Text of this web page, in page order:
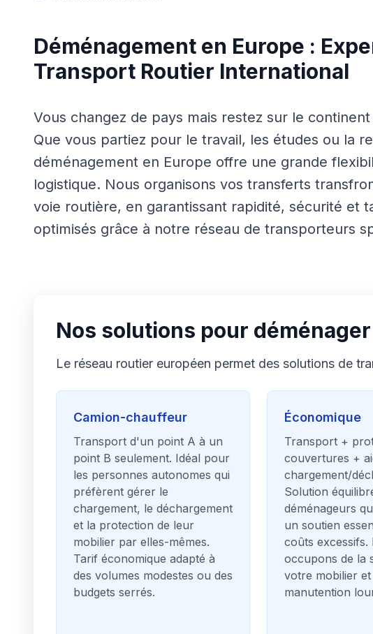
Déménagement en Europe :
Transport Routier International
Vous changez de pays mais restez sur le
Que vous partiez pour le travail, les études ou la
déménagement en Europe offre une grande
logistique. Nous organisons vos transferts
voie routière, en garantissant rapidité, sécurité et
optimisés grâce à notre réseau de transporteurs
Nos solutions pour
Le réseau routier européen permet des solutions de
Camion-chauffeur
Transport d'un point A à un
point B seulement. Idéal pour
les personnes autonomes qui
préfèrent gérer le
chargement, le déchargement
et la protection de leur
mobilier par elles-mêmes.
Tarif économique adapté à
des volumes modestes ou des
budgets serrés.
Économique
Transport +
couvertures +
chargement/
Solution
déménageurs
un soutien
coûts excessifs.
occupons de la
votre mobilier et
manutention